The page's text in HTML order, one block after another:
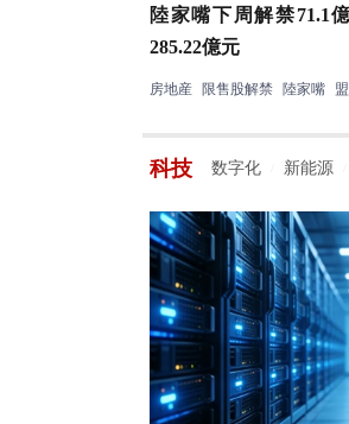
陸家嘴下周解禁71.1
285.22億元
房地産 限售股解禁 陸家嘴
科技 数字化 新能源